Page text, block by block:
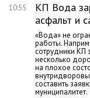
10:55
КП Вода
асфальт и
«Вода» не
работы.
сотрудники КП
несколько
на плохое
составить
муниципалитет.